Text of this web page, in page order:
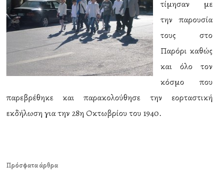
τίμησαν με
την παρουσία
τους στο
Παρόρι καθώς
και όλο τον
κόσμο που
παρεβρέθηκε και παρακολούθησε την εορταστική
εκδήλωση για την 28η Οκτωβρίου του 1940.
Πρόσφατα άρθρα